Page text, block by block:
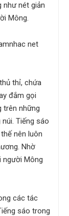
như nét giản
Mông.
thỉ, chứa
đắm gọi
trên những
Tiếng sáo
nên luôn
Nhờ
người Mông
các tác
sáo trong